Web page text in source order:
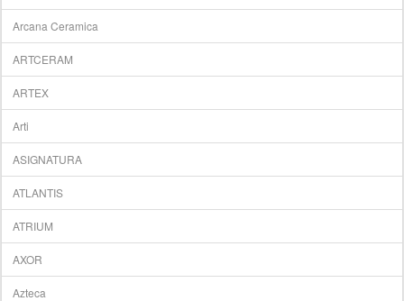
Arcana Ceramica
ARTCERAM
ARTEX
Arti
ASIGNATURA
ATLANTIS
ATRIUM
AXOR
Azteca